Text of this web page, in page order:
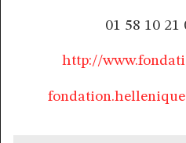
01 58 10 21
http://